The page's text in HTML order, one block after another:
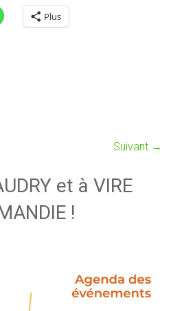
Plus
Suivant →
et à VIRE
!